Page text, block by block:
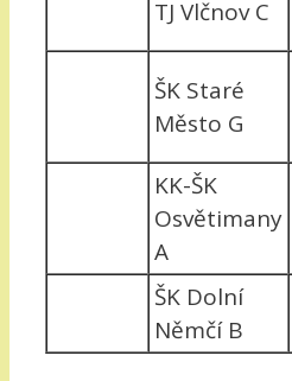
TJ Vlčnov C
ŠK Staré
Město G
KK-ŠK
Osvětimany
A
ŠK Dolní
Němčí B